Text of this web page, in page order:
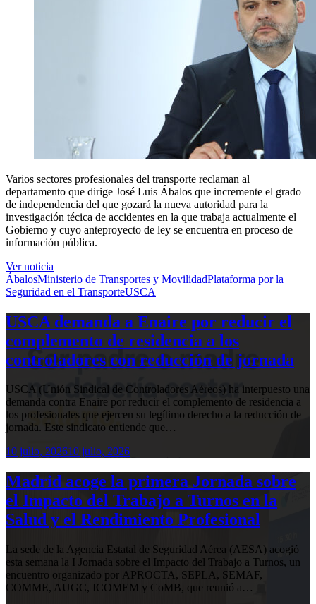
Varios sectores profesionales del transporte reclaman al
departamento que dirige José Luis Ábalos que incremente el grado
de independencia del que gozará la nueva autoridad para la
investigación técica de accidentes en la que trabaja actualmente el
Gobierno y cuyo anteproyecto de ley se encuentra en proceso de
información pública.
Ver noticia
ÁbalosMinisterio de Transportes y MovilidadPlataforma por la
Seguridad en el TransporteUSCA
USCA demanda a Enaire por reducir el
complemento de residencia a los
controladores con reducción de jornada
USCA (Unión Sindical de Controladores Aéreos) ha interpuesto una
demanda contra Enaire por reducir el complemento de residencia a
los profesionales que ejercen su legítimo derecho a la reducción de
jornada. Este sindicato entiende que…
10 julio, 202610 julio, 2026
Madrid acoge la primera Jornada sobre
el Impacto del Trabajo a Turnos en la
Salud y el Rendimiento Profesional
La sede de la Agencia Estatal de Seguridad Aérea (AESA) acogió
esta semana la I Jornada sobre el Impacto del Trabajo a Turnos, un
encuentro organizado por APROCTA, SEPLA, SEMAF,
COMME, AUGC, ICOMEM y CoMB, que reunió a…